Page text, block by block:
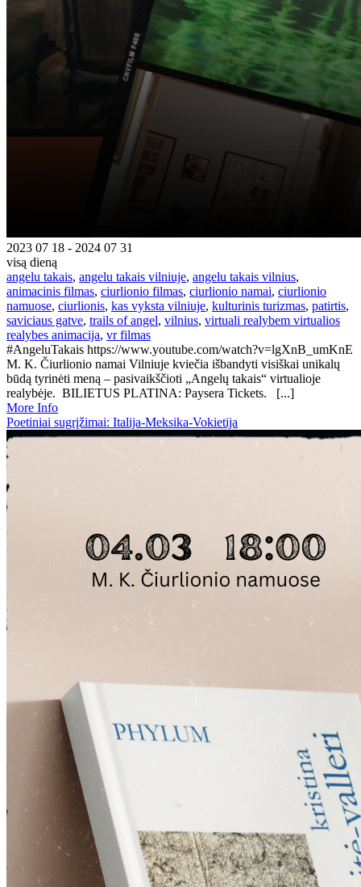
2023 07 18 - 2024 07 31
visą dieną
angelu takais, angelu takais vilniuje, angelu takais vilnius,
animacinis filmas, ciurlionio filmas, ciurlionio namai, ciurlionio
namuose, ciurlionis, kas vyksta vilniuje, kulturinis turizmas, patirtis,
saviciaus gatve, trails of angel, vilnius, virtuali realybem virtualios
realybes animacija, vr filmas
#AngeluTakais https://www.youtube.com/watch?v=lgXnB_umKnE
M. K. Čiurlionio namai Vilniuje kviečia išbandyti visiškai unikalų
būdą tyrinėti meną – pasivaikščioti „Angelų takais“ virtualioje
realybėje. BILIETUS PLATINA: Paysera Tickets. [...]
More Info
Poetiniai sugrįžimai: Italija-Meksika-Vokietija